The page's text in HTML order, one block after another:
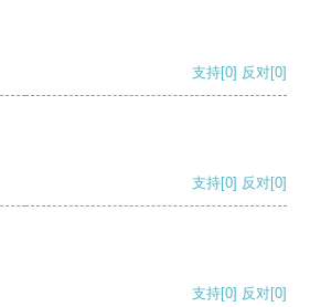
支持[0] 反对[0]
支持[0] 反对[0]
支持[0] 反对[0]